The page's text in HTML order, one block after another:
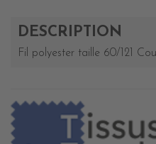
DESCRIPTION
Fil polyester taille 60/121